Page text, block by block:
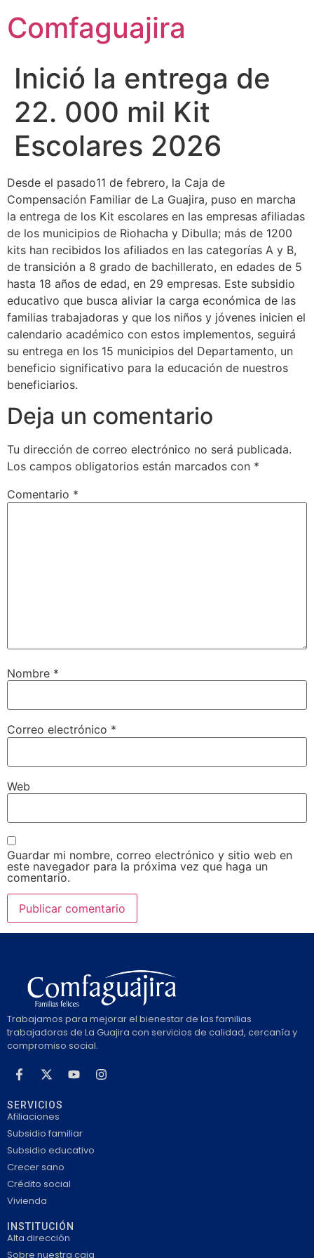
Comfaguajira
Inició la entrega de
22. 000 mil Kit
Escolares 2026
Desde el pasado11 de febrero, la Caja de
Compensación Familiar de La Guajira, puso en marcha
la entrega de los Kit escolares en las empresas afiliadas
de los municipios de Riohacha y Dibulla; más de 1200
kits han recibidos los afiliados en las categorías A y B,
de transición a 8 grado de bachillerato, en edades de 5
hasta 18 años de edad, en 29 empresas. Este subsidio
educativo que busca aliviar la carga económica de las
familias trabajadoras y que los niños y jóvenes inicien el
calendario académico con estos implementos, seguirá
su entrega en los 15 municipios del Departamento, un
beneficio significativo para la educación de nuestros
beneficiarios.
Deja un comentario
Tu dirección de correo electrónico no será publicada.
Los campos obligatorios están marcados con *
Comentario *
Nombre *
Correo electrónico *
Web
Guardar mi nombre, correo electrónico y sitio web en
este navegador para la próxima vez que haga un
comentario.
Trabajamos para mejorar el bienestar de las familias
trabajadoras de La Guajira con servicios de calidad, cercanía y
compromiso social.
SERVICIOS
Afiliaciones
Subsidio familiar
Subsidio educativo
Crecer sano
Crédito social
Vivienda
INSTITUCIÓN
Alta dirección
Sobre nuestra caja